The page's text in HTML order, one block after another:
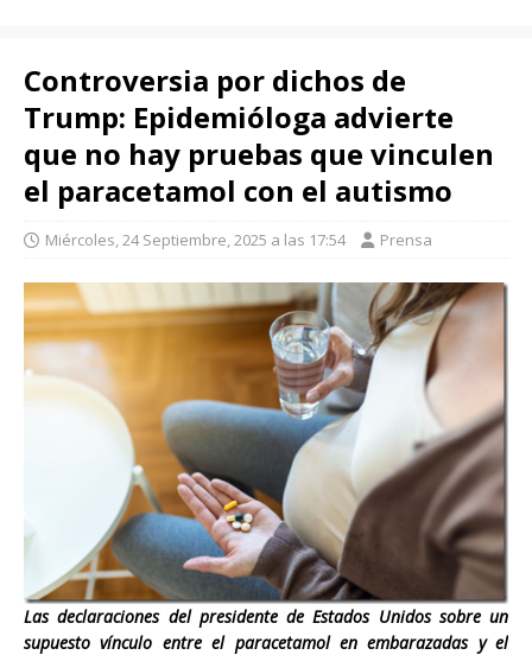
Controversia por dichos de
Trump: Epidemióloga advierte
que no hay pruebas que vinculen
el paracetamol con el autismo
Miércoles, 24 Septiembre, 2025 a las 17:54 Prensa
Las declaraciones del presidente de Estados Unidos sobre un
supuesto vínculo entre el paracetamol en embarazadas y el